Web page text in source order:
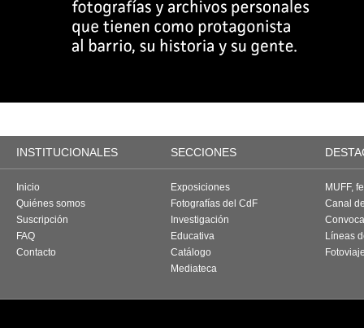
INSTITUCIONALES SECCIONES
Inicio
Quiénes somos
Suscripción
FAQ
Contacto
Exposiciones
Fotografías del CdF
Investigación
Educativa
Catálogo
Mediateca
MUFF,
Canal
Líneas